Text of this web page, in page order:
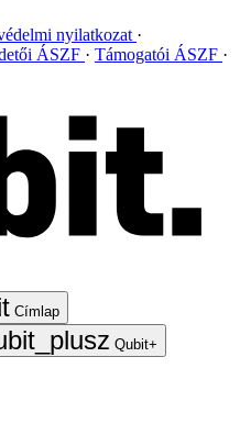
nyilatkozat
ÁSZF
Támogatói ÁSZF
Címlap
Qubit+